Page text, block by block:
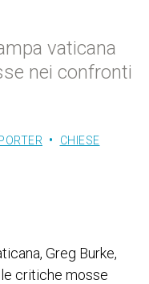
vaticana
nei confronti
CHIESE
Greg Burke,
critiche mosse